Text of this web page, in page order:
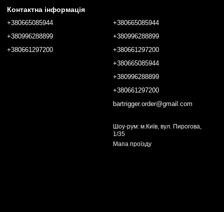
Контактна інформація
+380665085944
+380996288899
+380661297200
+380665085944
+380996288899
+380661297200
+380665085944
+380996288899
+380661297200
bartrigger.order@gmail.com
Шоу-рум: м.Київ, вул. Пирогова,
1/35
Мапа проїзду